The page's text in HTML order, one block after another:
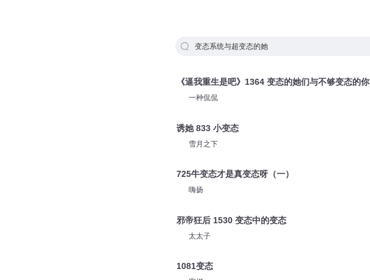
变态系统与超变态的她
《逼我重生是吧》1364 变态的她们与不够变态的你
一种侃侃
诱她 833 小变态
雪月之下
725牛变态才是真变态呀（一）
嗨扬
邪帝狂后 1530 变态中的变态
太太子
1081变态